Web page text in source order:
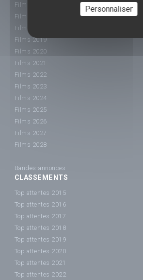
Films 2016
Films 2017
Films 2018
Films 2019
Films 2020
Films 2021
Films 2022
Films 2023
Films 2024
Films 2025
Films 2026
Films 2027
Films 2028
Bandes-annonces
CLASSEMENTS
Top attentes 2015
Top attentes 2016
Top attentes 2017
Top attentes 2018
Top attentes 2019
Top attentes 2020
Top attentes 2021
Top attentes 2022
Personnaliser